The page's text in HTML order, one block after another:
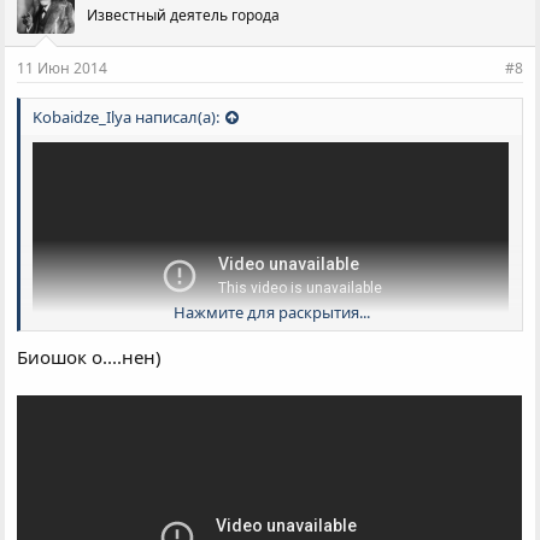
Известный деятель города
11 Июн 2014 #8
Kobaidze_Ilya написал(а):
Нажмите для раскрытия...
Биошок о....нен)